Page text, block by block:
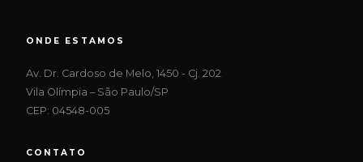
ONDE ESTAMOS
Av. Dr. Cardoso de Melo, 1450 - Cj. 202
Vila Olímpia – São Paulo/SP
CEP: 04548-005
CONTATO